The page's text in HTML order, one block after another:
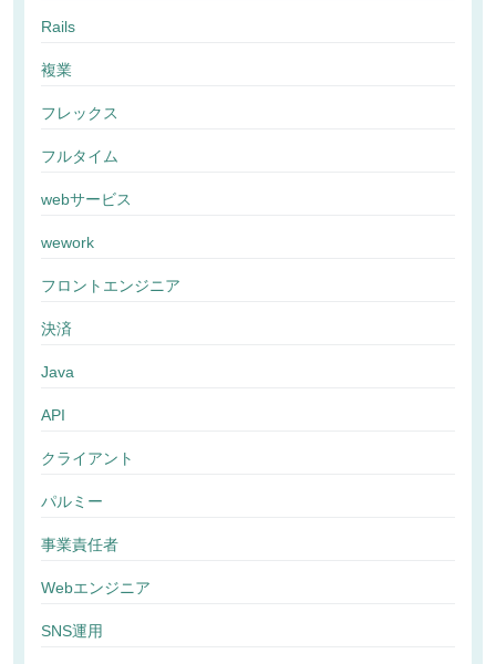
Rails
複業
フレックス
フルタイム
webサービス
wework
フロントエンジニア
決済
Java
API
クライアント
パルミー
事業責任者
Webエンジニア
SNS運用